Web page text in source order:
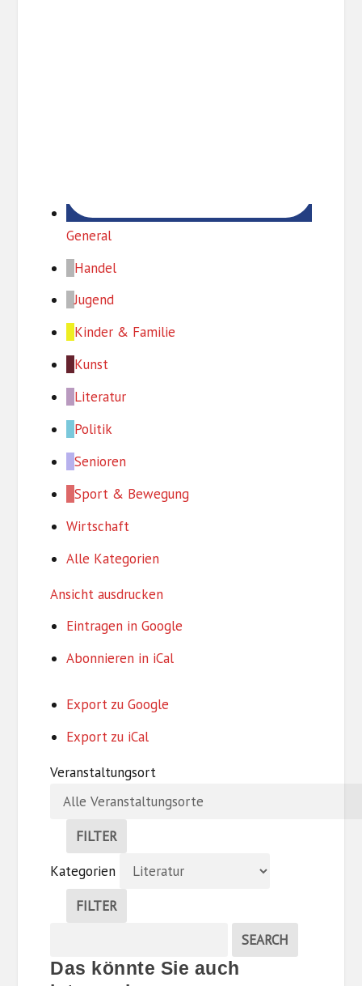
General
Handel
Jugend
Kinder & Familie
Kunst
Literatur
Politik
Senioren
Sport & Bewegung
Wirtschaft
Alle Kategorien
Ansicht ausdrucken
Eintragen in Google
Abonnieren in iCal
Export zu Google
Export zu iCal
Veranstaltungsort
FILTER
V
E
R
A
T
A
Kategorien
FILTER
E
SEARCH
Das könnte Sie auch